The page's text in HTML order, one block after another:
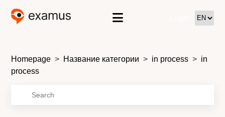
Homepage Название категории in process
in
process